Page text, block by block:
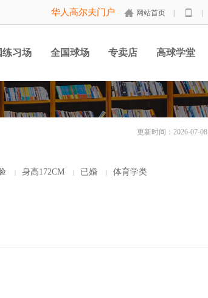
华人高尔夫门户 网站首页
练习场 全国球场 专卖店 高球学堂
更新时间：2026-07-08
| 身高172CM | 已婚 | 体育学类